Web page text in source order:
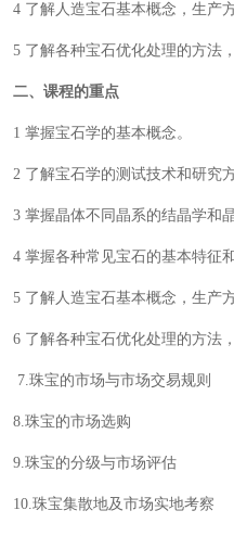
4 了解人造宝石基本概念，生产
5 了解各种宝石优化处理的方法
二、课程的重点
1 掌握宝石学的基本概念。
2 了解宝石学的测试技术和研究
3 掌握晶体不同晶系的结晶学和
4 掌握各种常见宝石的基本特征
5 了解人造宝石基本概念，生产
6 了解各种宝石优化处理的方法
7.珠宝的市场与市场交易规则
8.珠宝的市场选购
9.珠宝的分级与市场评估
10.珠宝集散地及市场实地考察